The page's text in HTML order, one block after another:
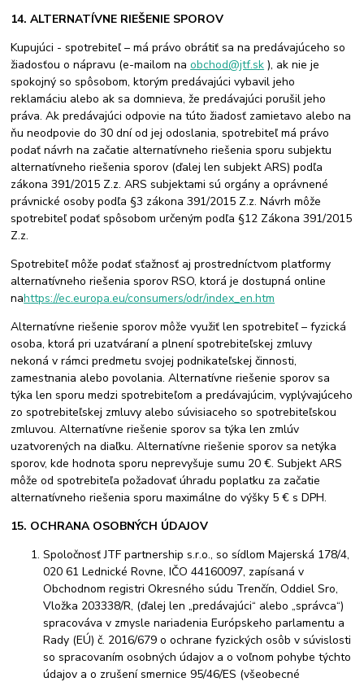
14. ALTERNATÍVNE RIEŠENIE SPOROV
Kupujúci - spotrebiteľ – má právo obrátiť sa na predávajúceho so
žiadosťou o nápravu (e-mailom naobchod@jtf.sk ), ak nie je
spokojný so spôsobom, ktorým predávajúci vybavil jeho
reklamáciu alebo ak sa domnieva, že predávajúci porušil jeho
práva. Ak predávajúci odpovie na túto žiadosť zamietavo alebo na
ňu neodpovie do 30 dní od jej odoslania, spotrebiteľ má právo
podať návrh na začatie alternatívneho riešenia sporu subjektu
alternatívneho riešenia sporov (ďalej len subjekt ARS) podľa
zákona 391/2015 Z.z. ARS subjektami sú orgány a oprávnené
právnické osoby podľa §3 zákona 391/2015 Z.z. Návrh môže
spotrebiteľ podať spôsobom určeným podľa §12 Zákona 391/2015
Z.z.
Spotrebiteľ môže podať sťažnosť aj prostredníctvom platformy
alternatívneho riešenia sporov RSO, ktorá je dostupná online
nahttps://ec.europa.eu/consumers/odr/index_en.htm
Alternatívne riešenie sporov môže využiť len spotrebiteľ – fyzická
osoba, ktorá pri uzatváraní a plnení spotrebiteľskej zmluvy
nekoná v rámci predmetu svojej podnikateľskej činnosti,
zamestnania alebo povolania. Alternatívne riešenie sporov sa
týka len sporu medzi spotrebiteľom a predávajúcim, vyplývajúceho
zo spotrebiteľskej zmluvy alebo súvisiaceho so spotrebiteľskou
zmluvou. Alternatívne riešenie sporov sa týka len zmlúv
uzatvorených na diaľku. Alternatívne riešenie sporov sa netýka
sporov, kde hodnota sporu neprevyšuje sumu 20 €. Subjekt ARS
môže od spotrebiteľa požadovať úhradu poplatku za začatie
alternatívneho riešenia sporu maximálne do výšky 5 € s DPH.
15. OCHRANA OSOBNÝCH ÚDAJOV
Spoločnosť JTF partnership s.r.o., so sídlom Majerská 178/4,
020 61 Lednické Rovne, IČO 44160097, zapísaná v
Obchodnom registri Okresného súdu Trenčín, Oddiel Sro,
Vložka 203338/R, (ďalej len „predávajúci“ alebo „správca“)
spracováva v zmysle nariadenia Európskeho parlamentu a
Rady (EÚ) č. 2016/679 o ochrane fyzických osôb v súvislosti
so spracovaním osobných údajov a o voľnom pohybe týchto
údajov a o zrušení smernice 95/46/ES (všeobecné